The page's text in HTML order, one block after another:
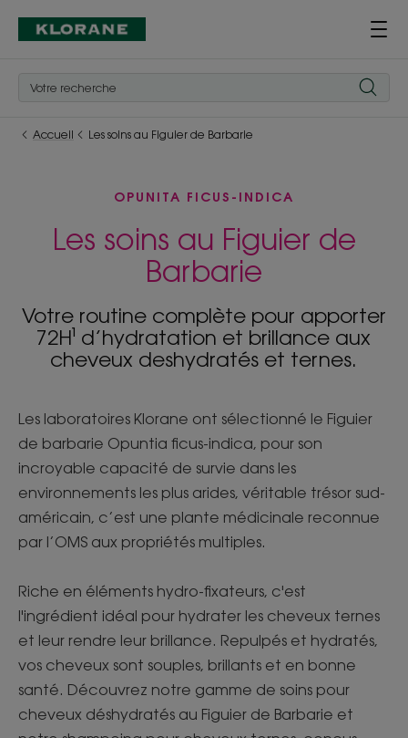
Accueil Les soins au Figuier de Barbarie
OPUNITA FICUS-INDICA
Les soins au Figuier de
Barbarie
Votre routine complète pour apporter
72H¹ d’hydratation et brillance aux
cheveux deshydratés et ternes.
Les laboratoires Klorane ont sélectionné le Figuier
de barbarie Opuntia ficus-indica, pour son
incroyable capacité de survie dans les
environnements les plus arides, véritable trésor sud-
américain, c’est une plante médicinale reconnue
par l’OMS aux propriétés multiples.
Riche en éléments hydro-fixateurs, c'est
l'ingrédient idéal pour hydrater les cheveux ternes
et leur rendre leur brillance. Repulpés et hydratés,
vos cheveux sont souples, brillants et en bonne
santé. Découvrez notre gamme de soins pour
cheveux déshydratés au Figuier de Barbarie et